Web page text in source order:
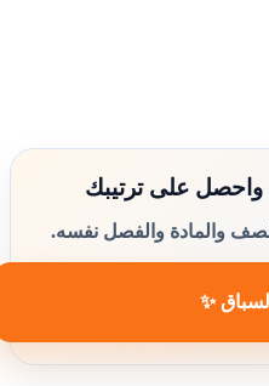
على ترتيبك
والمادة والفصل نفسه.
✨